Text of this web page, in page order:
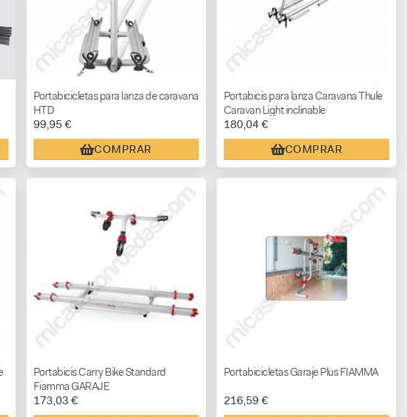
Portabicicletas para lanza de caravana
HTD
99,95 €
COMPRAR
Portabicis para lanza Caravana Thule
Caravan Light inclinable
180,04 €
COMPRAR
Portabicis Carry Bike Standard
Fiamma GARAJE
173,03 €
Portabicicletas Garaje Plus FIAMMA
216,59 €